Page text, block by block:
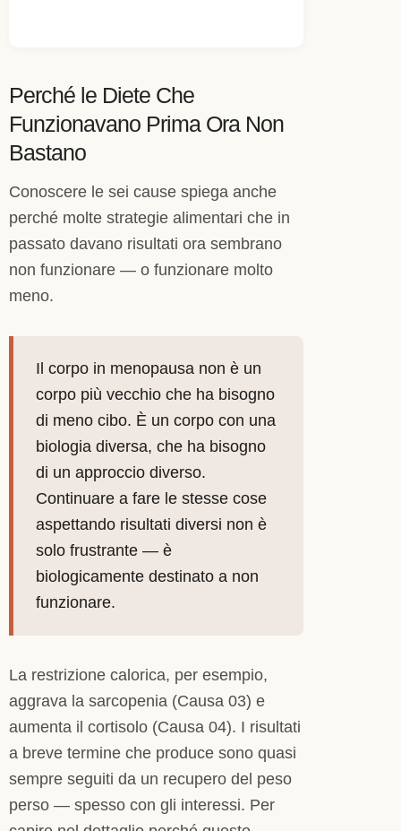
Perché le Diete Che
Funzionavano Prima Ora Non
Bastano
Conoscere le sei cause spiega anche
perché molte strategie alimentari che in
passato davano risultati ora sembrano
non funzionare — o funzionare molto
meno.
Il corpo in menopausa non è un
corpo più vecchio che ha bisogno
di meno cibo. È un corpo con una
biologia diversa, che ha bisogno
di un approccio diverso.
Continuare a fare le stesse cose
aspettando risultati diversi non è
solo frustrante — è
biologicamente destinato a non
funzionare.
La restrizione calorica, per esempio,
aggrava la sarcopenia (Causa 03) e
aumenta il cortisolo (Causa 04). I risultati
a breve termine che produce sono quasi
sempre seguiti da un recupero del peso
perso — spesso con gli interessi. Per